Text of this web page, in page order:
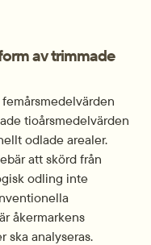
av trimmade
tioårsmedelvärden
odlade arealer.
att skörd från
odling inte
åkermarkens
ska analyseras.